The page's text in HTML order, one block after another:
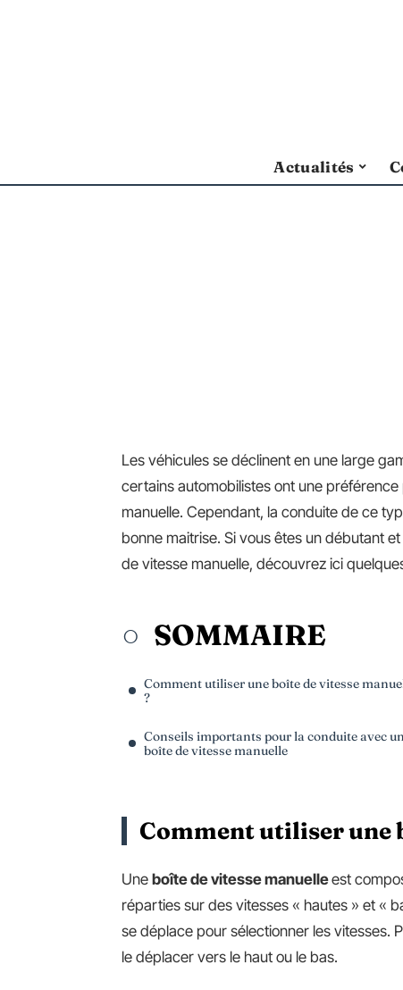
Actualités
Les véhicules se déclinent en une large
certains automobilistes ont une
manuelle. Cependant, la conduite de ce
bonne maitrise. Si vous êtes un débutant
de vitesse manuelle, découvrez ici
SOMMAIRE
Comment utiliser une boîte de vitesse
?
Conseils importants pour la conduite avec
boîte de vitesse manuelle
Comment utiliser une
Une boîte de vitesse manuelleest
réparties sur des vitesses « hautes » et «
se déplace pour sélectionner les vitesses.
le déplacer vers le haut ou le bas.